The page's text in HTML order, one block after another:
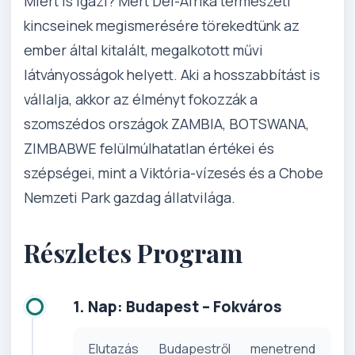
kincseinek megismerésére törekedtünk az
ember által kitalált, megalkotott művi
látványosságok helyett. Aki a hosszabbítást is
vállalja, akkor az élményt fokozzák a
szomszédos országok ZAMBIA, BOTSWANA,
ZIMBABWE felülmúlhatatlan értékei és
szépségei, mint a Viktória-vízesés és a Chobe
Nemzeti Park gazdag állatvilága.
Részletes Program
1. Nap: Budapest – Fokváros
Elutazás Budapestről menetrend